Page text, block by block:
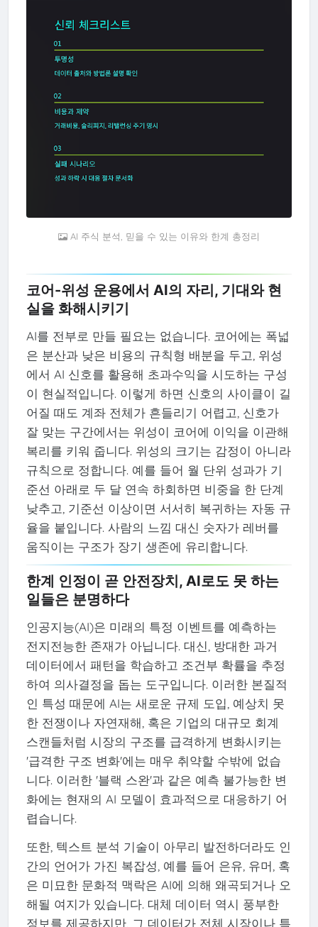
AI 주식 분석, 믿을 수 있는 이유와 한계 총정리
코어-위성 운용에서 AI의 자리, 기대와 현
실을 화해시키기
AI를 전부로 만들 필요는 없습니다. 코어에는 폭넓
은 분산과 낮은 비용의 규칙형 배분을 두고, 위성
에서 AI 신호를 활용해 초과수익을 시도하는 구성
이 현실적입니다. 이렇게 하면 신호의 사이클이 길
어질 때도 계좌 전체가 흔들리기 어렵고, 신호가
잘 맞는 구간에서는 위성이 코어에 이익을 이관해
복리를 키워 줍니다. 위성의 크기는 감정이 아니라
규칙으로 정합니다. 예를 들어 월 단위 성과가 기
준선 아래로 두 달 연속 하회하면 비중을 한 단계
낮추고, 기준선 이상이면 서서히 복귀하는 자동 규
율을 붙입니다. 사람의 느낌 대신 숫자가 레버를
움직이는 구조가 장기 생존에 유리합니다.
한계 인정이 곧 안전장치, AI로도 못 하는
일들은 분명하다
인공지능(AI)은 미래의 특정 이벤트를 예측하는
전지전능한 존재가 아닙니다. 대신, 방대한 과거
데이터에서 패턴을 학습하고 조건부 확률을 추정
하여 의사결정을 돕는 도구입니다. 이러한 본질적
인 특성 때문에 AI는 새로운 규제 도입, 예상치 못
한 전쟁이나 자연재해, 혹은 기업의 대규모 회계
스캔들처럼 시장의 구조를 급격하게 변화시키는
'급격한 구조 변화'에는 매우 취약할 수밖에 없습
니다. 이러한 '블랙 스완'과 같은 예측 불가능한 변
화에는 현재의 AI 모델이 효과적으로 대응하기 어
렵습니다.
또한, 텍스트 분석 기술이 아무리 발전하더라도 인
간의 언어가 가진 복잡성, 예를 들어 은유, 유머, 혹
은 미묘한 문화적 맥락은 AI에 의해 왜곡되거나 오
해될 여지가 있습니다. 대체 데이터 역시 풍부한
정보를 제공하지만, 그 데이터가 전체 시장이나 특